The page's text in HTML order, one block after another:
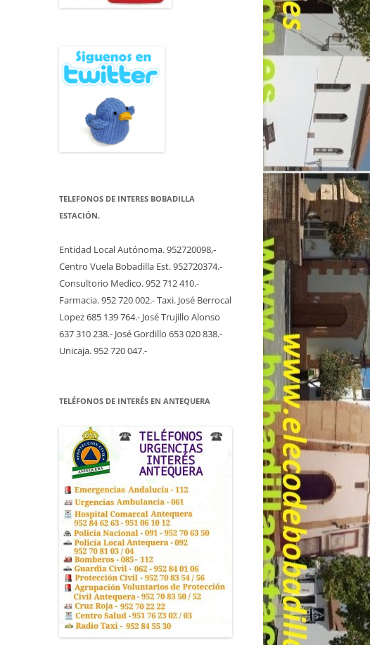
TELEFONOS DE INTERES BOBADILLA
ESTACIÓN.
Entidad Local Autónoma. 952720098,-
Centro Vuela Bobadilla Est. 952720374.-
Consultorio Medico. 952 712 410.-
Farmacia. 952 720 002.- Taxi. José Berrocal
Lopez 685 139 764.- José Trujillo Alonso
637 310 238.- José Gordillo 653 020 838.-
Unicaja. 952 720 047.-
TELÉFONOS DE INTERÉS EN ANTEQUERA